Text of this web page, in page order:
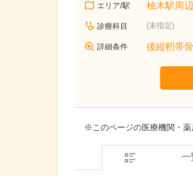
エリア/駅 柚木駅周
診療科目 (未指定)
詳細条件 後縦靭帯
※このページの医療機関・薬
一